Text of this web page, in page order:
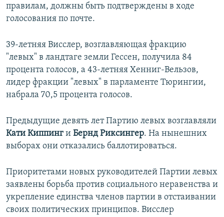
правилам, должны быть подтверждены в ходе
голосования по почте.
39-летняя Висслер, возглавляющая фракцию
"левых" в ландтаге земли Гессен, получила 84
процента голосов, а 43-летняя Хенниг-Вельзов,
лидер фракции "левых" в парламенте Тюрингии,
набрала 70,5 процента голосов.
Предыдущие девять лет Партию левых возглавляли
Кати Киппинг и Бернд Риксингер. На нынешних
выборах они отказались баллотироваться.
Приоритетами новых руководителей Партии левых
заявлены борьба против социального неравенства и
укрепление единства членов партии в отстаивании
своих политических принципов. Висслер